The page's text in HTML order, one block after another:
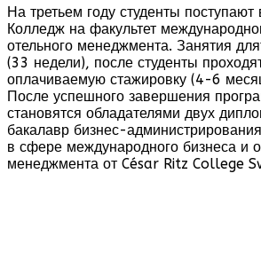
На третьем году студенты
Колледж на факультет
отельного менеджмента. Занятия
(33 недели), после студенты
оплачиваемую стажировку (4-6
После успешного завершения
становятся обладателями двух
бакалавр бизнес-
в сфере международного бизнеса и
менеджмента от César Ritz College